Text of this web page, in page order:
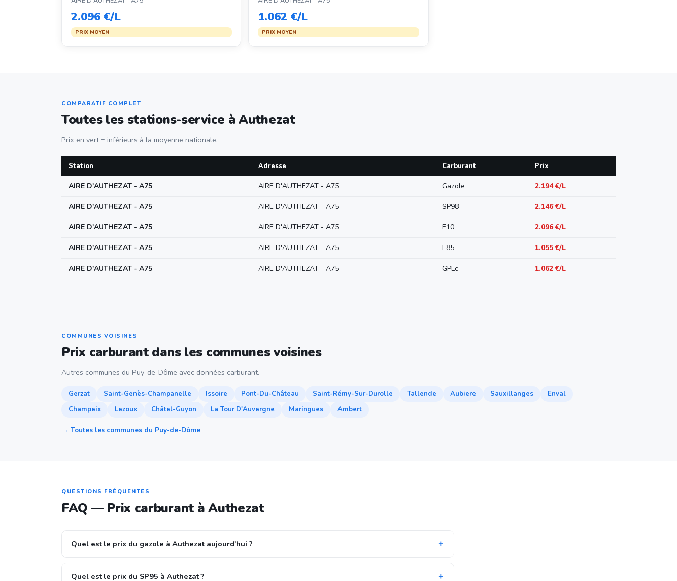
2.096 €/L
PRIX MOYEN
1.062 €/L
PRIX MOYEN
COMPARATIF COMPLET
Toutes les stations-service à Authezat
Prix en vert = inférieurs à la moyenne nationale.
Station Adresse Carburant Prix
AIRE D'AUTHEZAT - A75 AIRE D'AUTHEZAT - A75 Gazole 2.194 €/L
AIRE D'AUTHEZAT - A75 AIRE D'AUTHEZAT - A75 SP98 2.146 €/L
AIRE D'AUTHEZAT - A75 AIRE D'AUTHEZAT - A75 E10 2.096 €/L
AIRE D'AUTHEZAT - A75 AIRE D'AUTHEZAT - A75 E85 1.055 €/L
AIRE D'AUTHEZAT - A75 AIRE D'AUTHEZAT - A75 GPLc 1.062 €/L
COMMUNES VOISINES
Prix carburant dans les communes voisines
Autres communes du Puy-de-Dôme avec données carburant.
Gerzat Saint-Genès-Champanelle Issoire Pont-Du-Château Saint-Rémy-Sur-Durolle Tallende Aubiere Sauxillanges
Enval
Champeix
Lezoux Châtel-Guyon La Tour D'Auvergne Maringues Ambert
→ Toutes les communes du Puy-de-Dôme
QUESTIONS FRÉQUENTES
FAQ — Prix carburant à Authezat
Quel est le prix du gazole à Authezat aujourd'hui ?
Quel est le prix du SP95 à Authezat ?